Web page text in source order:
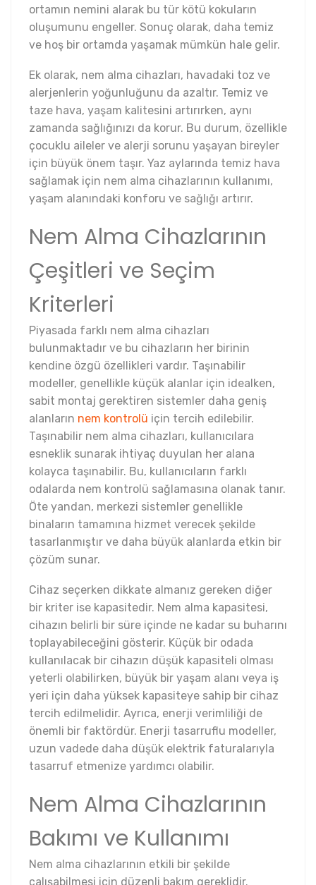
ortamın nemini alarak bu tür kötü kokuların
oluşumunu engeller. Sonuç olarak, daha temiz
ve hoş bir ortamda yaşamak mümkün hale gelir.
Ek olarak, nem alma cihazları, havadaki toz ve
alerjenlerin yoğunluğunu da azaltır. Temiz ve
taze hava, yaşam kalitesini artırırken, aynı
zamanda sağlığınızı da korur. Bu durum, özellikle
çocuklu aileler ve alerji sorunu yaşayan bireyler
için büyük önem taşır. Yaz aylarında temiz hava
sağlamak için nem alma cihazlarının kullanımı,
yaşam alanındaki konforu ve sağlığı artırır.
Nem Alma Cihazlarının
Çeşitleri ve Seçim
Kriterleri
Piyasada farklı nem alma cihazları
bulunmaktadır ve bu cihazların her birinin
kendine özgü özellikleri vardır. Taşınabilir
modeller, genellikle küçük alanlar için idealken,
sabit montaj gerektiren sistemler daha geniş
alanların nem kontrolü için tercih edilebilir.
Taşınabilir nem alma cihazları, kullanıcılara
esneklik sunarak ihtiyaç duyulan her alana
kolayca taşınabilir. Bu, kullanıcıların farklı
odalarda nem kontrolü sağlamasına olanak tanır.
Öte yandan, merkezi sistemler genellikle
binaların tamamına hizmet verecek şekilde
tasarlanmıştır ve daha büyük alanlarda etkin bir
çözüm sunar.
Cihaz seçerken dikkate almanız gereken diğer
bir kriter ise kapasitedir. Nem alma kapasitesi,
cihazın belirli bir süre içinde ne kadar su buharını
toplayabileceğini gösterir. Küçük bir odada
kullanılacak bir cihazın düşük kapasiteli olması
yeterli olabilirken, büyük bir yaşam alanı veya iş
yeri için daha yüksek kapasiteye sahip bir cihaz
tercih edilmelidir. Ayrıca, enerji verimliliği de
önemli bir faktördür. Enerji tasarruflu modeller,
uzun vadede daha düşük elektrik faturalarıyla
tasarruf etmenize yardımcı olabilir.
Nem Alma Cihazlarının
Bakımı ve Kullanımı
Nem alma cihazlarının etkili bir şekilde
çalışabilmesi için düzenli bakım gereklidir.